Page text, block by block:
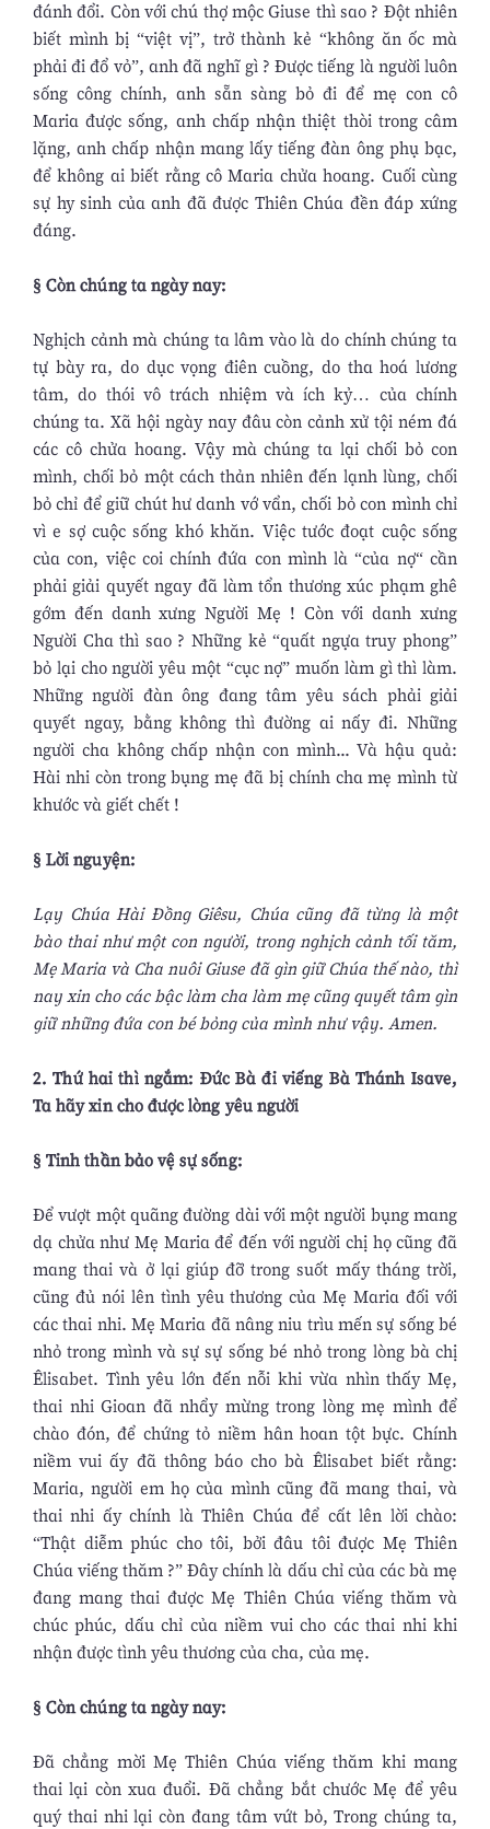
đánh đổi. Còn với chú thợ mộc Giuse thì sao ? Đột nhiên
biết mình bị “việt vị”, trở thành kẻ “không ăn ốc mà
phải đi đổ vỏ”, anh đã nghĩ gì ? Được tiếng là người luôn
sống công chính, anh sẵn sàng bỏ đi để mẹ con cô
Maria được sống, anh chấp nhận thiệt thòi trong câm
lặng, anh chấp nhận mang lấy tiếng đàn ông phụ bạc,
để không ai biết rằng cô Maria chửa hoang. Cuối cùng
sự hy sinh của anh đã được Thiên Chúa đền đáp xứng
đáng.
§ Còn chúng ta ngày nay:
Nghịch cảnh mà chúng ta lâm vào là do chính chúng ta
tự bày ra, do dục vọng điên cuồng, do tha hoá lương
tâm, do thói vô trách nhiệm và ích kỷ… của chính
chúng ta. Xã hội ngày nay đâu còn cảnh xử tội ném đá
các cô chửa hoang. Vậy mà chúng ta lại chối bỏ con
mình, chối bỏ một cách thản nhiên đến lạnh lùng, chối
bỏ chỉ để giữ chút hư danh vớ vẩn, chối bỏ con mình chỉ
vì e sợ cuộc sống khó khăn. Việc tước đoạt cuộc sống
của con, việc coi chính đứa con mình là “của nợ“ cần
phải giải quyết ngay đã làm tổn thương xúc phạm ghê
gớm đến danh xưng Người Mẹ ! Còn với danh xưng
Người Cha thì sao ? Những kẻ “quất ngựa truy phong”
bỏ lại cho người yêu một “cục nợ” muốn làm gì thì làm.
Những người đàn ông đang tâm yêu sách phải giải
quyết ngay, bằng không thì đường ai nấy đi. Những
người cha không chấp nhận con mình... Và hậu quả:
Hài nhi còn trong bụng mẹ đã bị chính cha mẹ mình từ
khước và giết chết !
§ Lời nguyện:
Lạy Chúa Hài Đồng Giêsu, Chúa cũng đã từng là một
bào thai như một con người, trong nghịch cảnh tối tăm,
Mẹ Maria và Cha nuôi Giuse đã gìn giữ Chúa thế nào, thì
nay xin cho các bậc làm cha làm mẹ cũng quyết tâm gìn
giữ những đứa con bé bỏng của mình như vậy. Amen.
2. Thứ hai thì ngắm: Đức Bà đi viếng Bà Thánh Isave,
Ta hãy xin cho được lòng yêu người
§ Tinh thần bảo vệ sự sống:
Để vượt một quãng đường dài với một người bụng mang
dạ chửa như Mẹ Maria để đến với người chị họ cũng đã
mang thai và ở lại giúp đỡ trong suốt mấy tháng trời,
cũng đủ nói lên tình yêu thương của Mẹ Maria đối với
các thai nhi. Mẹ Maria đã nâng niu trìu mến sự sống bé
nhỏ trong mình và sự sự sống bé nhỏ trong lòng bà chị
Êlisabet. Tình yêu lớn đến nỗi khi vừa nhìn thấy Mẹ,
thai nhi Gioan đã nhẩy mừng trong lòng mẹ mình để
chào đón, để chứng tỏ niềm hân hoan tột bực. Chính
niềm vui ấy đã thông báo cho bà Êlisabet biết rằng:
Maria, người em họ của mình cũng đã mang thai, và
thai nhi ấy chính là Thiên Chúa để cất lên lời chào:
“Thật diễm phúc cho tôi, bởi đâu tôi được Mẹ Thiên
Chúa viếng thăm ?” Đây chính là dấu chỉ của các bà mẹ
đang mang thai được Mẹ Thiên Chúa viếng thăm và
chúc phúc, dấu chỉ của niềm vui cho các thai nhi khi
nhận được tình yêu thương của cha, của mẹ.
§ Còn chúng ta ngày nay:
Đã chẳng mời Mẹ Thiên Chúa viếng thăm khi mang
thai lại còn xua đuổi. Đã chẳng bắt chước Mẹ để yêu
quý thai nhi lại còn đang tâm vứt bỏ, Trong chúng ta,